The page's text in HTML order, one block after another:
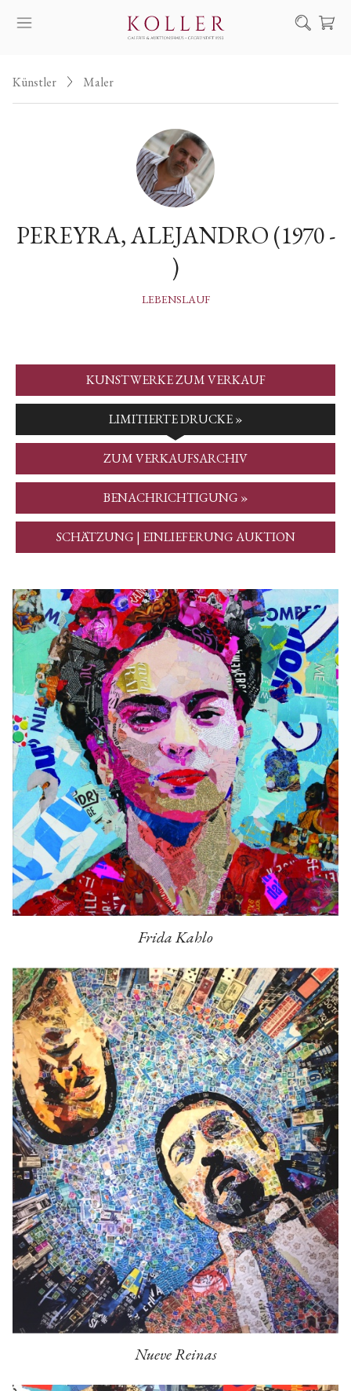
KUNSTWERKE
AUKTION
AUSSTELLUNGEN
NACHRICHTEN
ÜBER UNS | KONTAKT
Suche
Künstler Maler
PEREYRA, ALEJANDRO (1970 -
)
LEBENSLAUF
KUNSTWERKE ZUM VERKAUF
LIMITIERTE DRUCKE »
ZUM VERKAUFSARCHIV
BENACHRICHTIGUNG »
SCHÄTZUNG | EINLIEFERUNG AUKTION
Frida Kahlo
Nueve Reinas